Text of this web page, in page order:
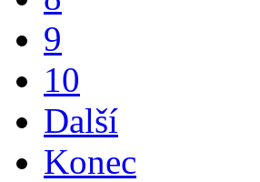
9
10
Další
Konec